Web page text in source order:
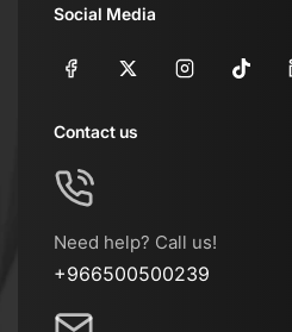
Social Media
Contact us
Need help? Call us!
+966500500239